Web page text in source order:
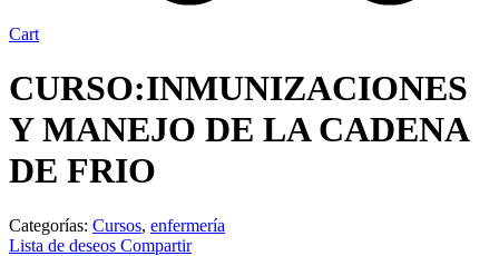
Cart
CURSO:INMUNIZACIONES
Y MANEJO DE LA CADENA
DE FRIO
Categorías: Cursos, enfermería
Lista de deseos Compartir